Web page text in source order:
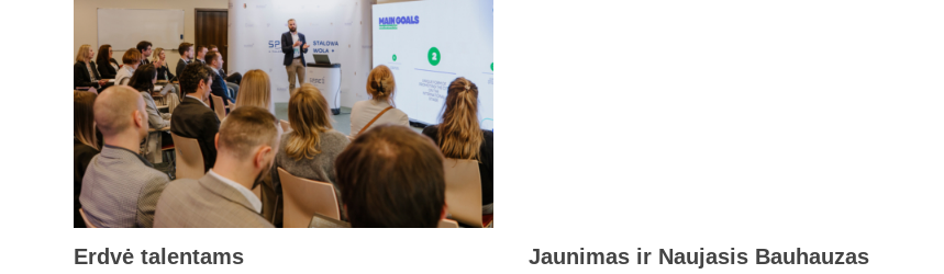
Erdvė talentams Jaunimas ir Naujasis Bauhauzas